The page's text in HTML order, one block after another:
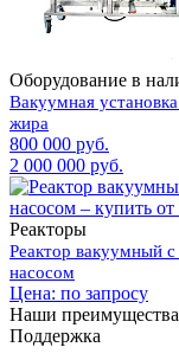
Оборудование в
Вакуумная
жира
800 000 руб.
2 000 000 руб.
Реакторы
Реактор вакуумный
насосом
Цена: по запросу
Наши преимущества
Поддержка